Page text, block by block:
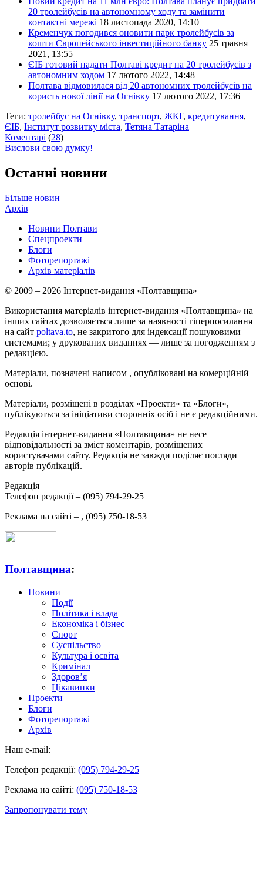
20 тролейбусів на автономному ходу та замінити
контактні мережі 18 листопада 2020, 14:10
Кременчук погодився оновити парк тролейбусів за
кошти Європейського інвестиційного банку 25 травня
2021, 13:55
ЄІБ готовий надати Полтаві кредит на 20 тролейбусів з
автономним ходом 17 лютого 2022, 14:48
Полтава відмовилася від 20 автономних тролейбусів на
користь нової лінії на Огнівку 17 лютого 2022, 17:36
Теги: тролейбус на Огнівку, транспорт, ЖКГ, кредитування,
ЄІБ, Інститут розвитку міста, Тетяна Татаріна
Коментарі (28)
Вислови свою думку!
Останні новини
Більше новин
Архів
Новини Полтави
Спецпроекти
Блоги
Фоторепортажі
Архів матеріалів
© 2009 – 2026 Інтернет-видання «Полтавщина»
Використання матеріалів інтернет-видання «Полтавщина» на
інших сайтах дозволяється лише за наявності гіперпосилання
на сайт poltava.to, не закритого для індексації пошуковими
системами; у друкованих виданнях — лише за погодженням з
редакцією.
Матеріали, позначені написом , опубліковані на комерційній
основі.
Матеріали, розміщені в розділах «Проекти» та «Блоги»,
публікуються за ініціативи сторонніх осіб і не є редакційними.
Редакція інтернет-видання «Полтавщина» не несе
відповідальності за зміст коментарів, розміщених
користувачами сайту. Редакція не завжди поділяє погляди
авторів публікацій.
Редакція –
Телефон редакції – (095) 794-29-25
Реклама на сайті – , (095) 750-18-53
Полтавщина:
Новини
Події
Політика і влада
Економіка і бізнес
Спорт
Суспільство
Культура і освіта
Кримінал
Здоров’я
Цікавинки
Проекти
Блоги
Фоторепортажі
Архів
Наш e-mail:
Телефон редакції: (095) 794-29-25
Реклама на сайті: (095) 750-18-53
Запропонувати тему